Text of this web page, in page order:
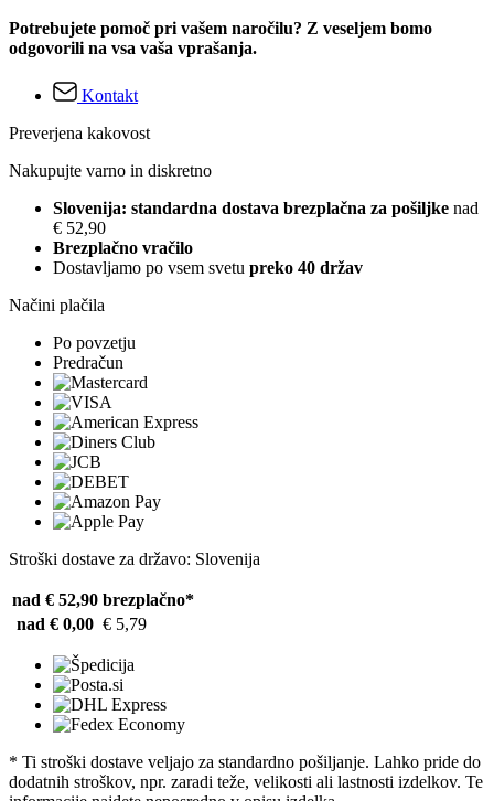
Potrebujete pomoč pri vašem naročilu? Z veseljem bomo
odgovorili na vsa vaša vprašanja.
Kontakt
Preverjena kakovost
Nakupujte varno in diskretno
Slovenija: standardna dostava brezplačna za pošiljke nad
€ 52,90
Brezplačno vračilo
Dostavljamo po vsem svetu preko 40 držav
Načini plačila
Po povzetju
Predračun
Stroški dostave za državo: Slovenija
nad € 52,90 brezplačno*
nad € 0,00 € 5,79
* Ti stroški dostave veljajo za standardno pošiljanje. Lahko pride do
dodatnih stroškov, npr. zaradi teže, velikosti ali lastnosti izdelkov. Te